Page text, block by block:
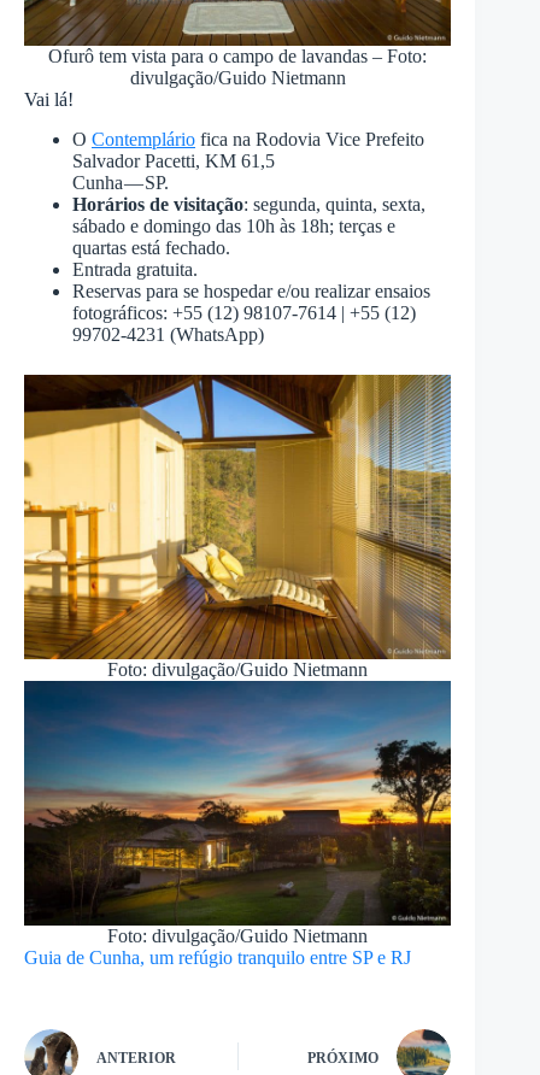
Ofurô tem vista para o campo de lavandas – Foto:
divulgação/Guido Nietmann
Vai lá!
O Contemplário fica na Rodovia Vice Prefeito
Salvador Pacetti, KM 61,5
Cunha — SP.
Horários de visitação: segunda, quinta, sexta,
sábado e domingo das 10h às 18h; terças e
quartas está fechado.
Entrada gratuita.
Reservas para se hospedar e/ou realizar ensaios
fotográficos: +55 (12) 98107-7614 | +55 (12)
99702-4231 (WhatsApp)
Foto: divulgação/Guido Nietmann
Foto: divulgação/Guido Nietmann
Guia de Cunha, um refúgio tranquilo entre SP e RJ
ANTERIOR PRÓXIMO